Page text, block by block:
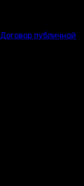
Договор публичной